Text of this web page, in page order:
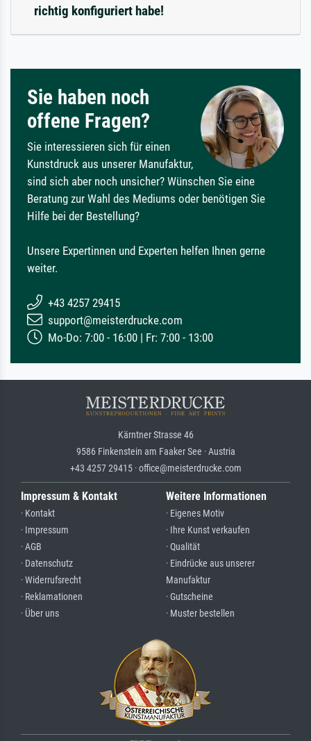
richtig konfiguriert habe!
Sie haben noch
offene Fragen?
Sie interessieren sich für einen
Kunstdruck aus unserer Manufaktur,
sind sich aber noch unsicher? Wünschen Sie eine
Beratung zur Wahl des Mediums oder benötigen Sie
Hilfe bei der Bestellung?
Unsere Expertinnen und Experten helfen Ihnen gerne
weiter.
+43 4257 29415
support@meisterdrucke.com
Mo-Do: 7:00 - 16:00 | Fr: 7:00 - 13:00
Kärntner Strasse 46
9586 Finkenstein am Faaker See · Austria
+43 4257 29415 · office@meisterdrucke.com
Impressum & Kontakt
· Kontakt
· Impressum
· AGB
· Datenschutz
· Widerrufsrecht
· Reklamationen
· Über uns
Weitere Informationen
· Eigenes Motiv
· Ihre Kunst verkaufen
· Qualität
· Eindrücke aus unserer
Manufaktur
· Gutscheine
· Muster bestellen